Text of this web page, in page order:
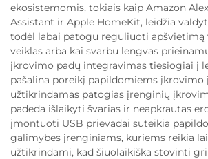
ekosistemomis, tokiais kaip Amazon
Assistant ir Apple HomeKit, leidžia
todėl labai patogu reguliuoti apšvietimą
veiklas arba kai svarbu lengvas
įkrovimo padų integravimas tiesiogiai į
pašalina poreikį papildomiems įkrovimo
užtikrindamas patogias įrenginių
padeda išlaikyti švarias ir neapkrautas
įmontuoti USB prievadai suteikia
galimybes įrenginiams, kuriems reikia
užtikrindami, kad šiuolaikiška stovinti